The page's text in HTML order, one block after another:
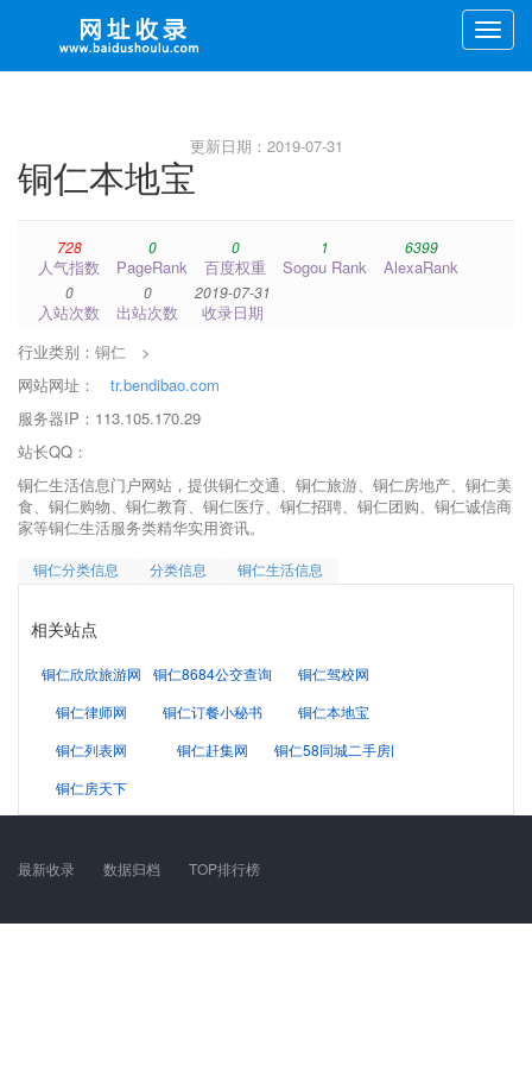
Toggle
更新日期：2019-07-31
铜仁本地宝
728
人气指数
0
PageRank
0
百度权重
1
Sogou Rank
6399
AlexaRank
0
入站次数
0
出站次数
2019-07-31
收录日期
行业类别： 铜仁
>
网站网址：
tr.bendibao.com
服务器IP：113.105.170.29
站长QQ：
铜仁生活信息门户网站，提供铜仁交通、铜仁旅游、铜仁房地产、铜仁美
食、铜仁购物、铜仁教育、铜仁医疗、铜仁招聘、铜仁团购、铜仁诚信商
家等铜仁生活服务类精华实用资讯。
铜仁分类信息 分类信息 铜仁生活信息
相关站点
铜仁欣欣旅游网 铜仁8684公交查询网
铜仁驾校网
铜仁律师网
铜仁订餐小秘书
铜仁本地宝
铜仁列表网
铜仁赶集网
铜仁58同城二手房网
铜仁房天下
最新收录 数据归档 TOP排行榜